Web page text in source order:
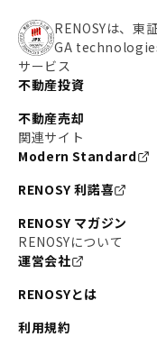
RENOSYは、東
GA
サービス
不動産投資
不動産売却
関連サイト
Modern Standard
RENOSY 利諾喜
RENOSY マガジン
RENOSYについて
運営会社
RENOSYとは
利用規約